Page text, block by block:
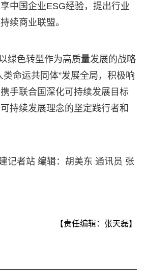
中国企业ESG经验，提出行业
续商业联盟。
绿色转型作为高质量发展的战略
类命运共同体”发展全局，积极响
手联合国深化可持续发展目标
持续发展理念的坚定践行者和
记者站 编辑：胡美东 通讯员 张
【责任编辑：张天磊】